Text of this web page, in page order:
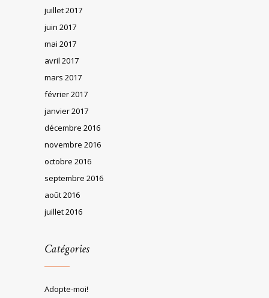
juillet 2017
juin 2017
mai 2017
avril 2017
mars 2017
février 2017
janvier 2017
décembre 2016
novembre 2016
octobre 2016
septembre 2016
août 2016
juillet 2016
Catégories
Adopte-moi!